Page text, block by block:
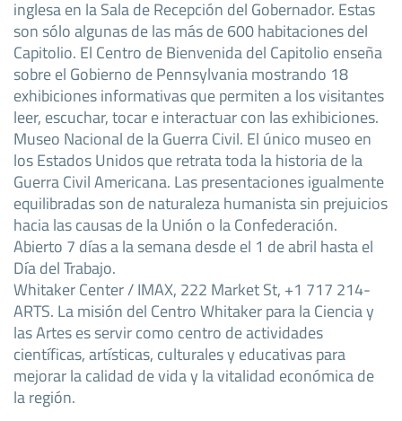
inglesa en la Sala de Recepción del Gobernador. Estas
son sólo algunas de las más de 600 habitaciones del
Capitolio. El Centro de Bienvenida del Capitolio enseña
sobre el Gobierno de Pennsylvania mostrando 18
exhibiciones informativas que permiten a los visitantes
leer, escuchar, tocar e interactuar con las exhibiciones.
Museo Nacional de la Guerra Civil. El único museo en
los Estados Unidos que retrata toda la historia de la
Guerra Civil Americana. Las presentaciones igualmente
equilibradas son de naturaleza humanista sin prejuicios
hacia las causas de la Unión o la Confederación.
Abierto 7 días a la semana desde el 1 de abril hasta el
Día del Trabajo.
Whitaker Center / IMAX, 222 Market St, +1 717 214-
ARTS. La misión del Centro Whitaker para la Ciencia y
las Artes es servir como centro de actividades
científicas, artísticas, culturales y educativas para
mejorar la calidad de vida y la vitalidad económica de
la región.